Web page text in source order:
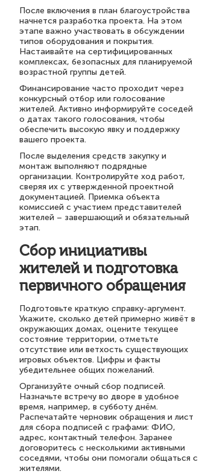
После включения в план благоустройства
начнется разработка проекта. На этом
этапе важно участвовать в обсуждении
типов оборудования и покрытия.
Настаивайте на сертифицированных
комплексах, безопасных для планируемой
возрастной группы детей.
Финансирование часто проходит через
конкурсный отбор или голосование
жителей. Активно информируйте соседей
о датах такого голосования, чтобы
обеспечить высокую явку и поддержку
вашего проекта.
После выделения средств закупку и
монтаж выполняют подрядные
организации. Контролируйте ход работ,
сверяя их с утвержденной проектной
документацией. Приемка объекта
комиссией с участием представителей
жителей – завершающий и обязательный
этап.
Сбор инициативы
жителей и подготовка
первичного обращения
Подготовьте краткую справку-аргумент.
Укажите, сколько детей примерно живёт в
окружающих домах, оцените текущее
состояние территории, отметьте
отсутствие или ветхость существующих
игровых объектов. Цифры и факты
убедительнее общих пожеланий.
Организуйте очный сбор подписей.
Назначьте встречу во дворе в удобное
время, например, в субботу днём.
Распечатайте черновик обращения и лист
для сбора подписей с графами: ФИО,
адрес, контактный телефон. Заранее
договоритесь с несколькими активными
соседями, чтобы они помогали общаться с
жителями.